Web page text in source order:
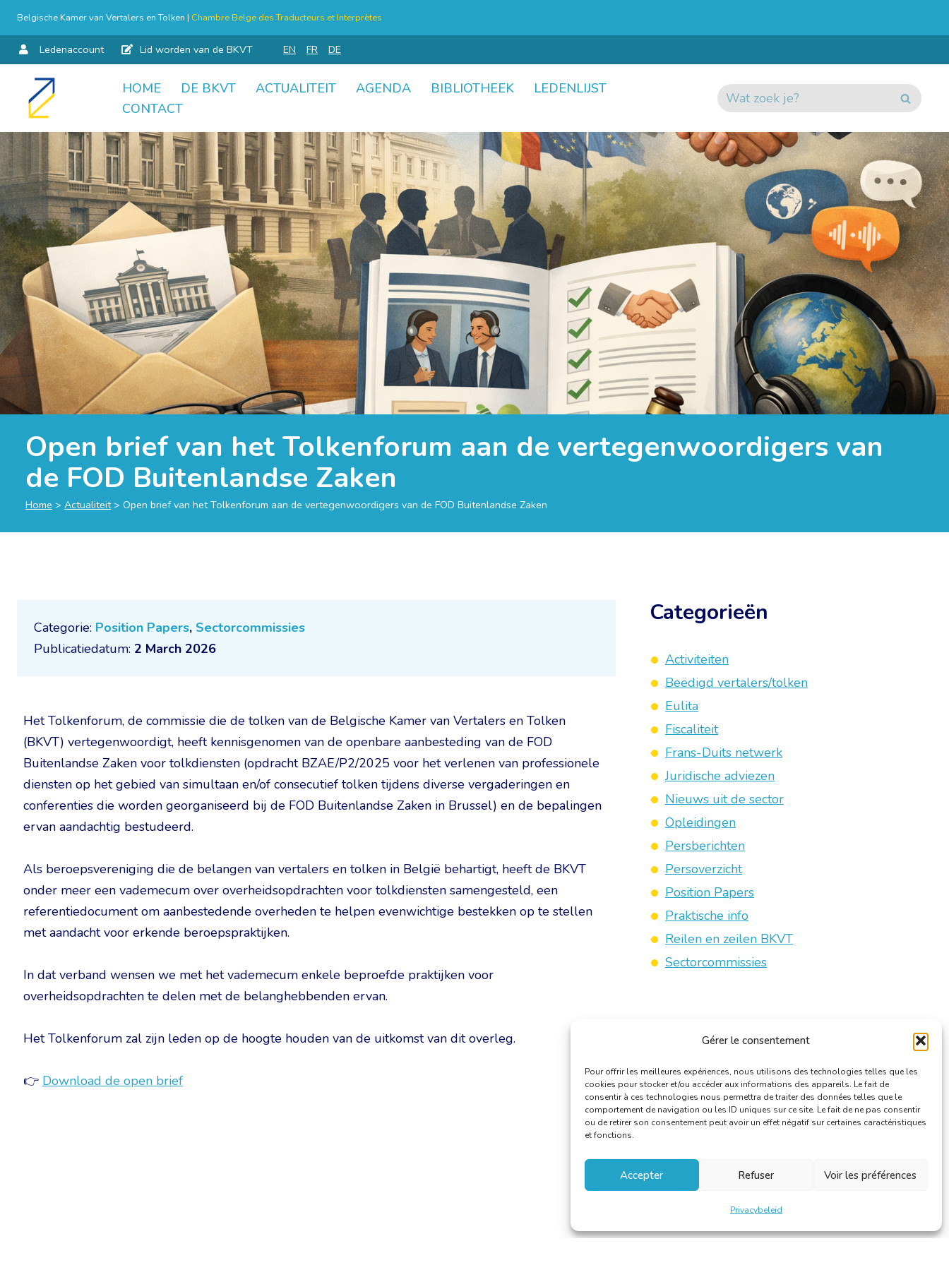
Gérer le consentement
Pour offrir les meilleures expériences, nous utilisons des technologies telles que les
cookies pour stocker et/ou accéder aux informations des appareils. Le fait de
consentir à ces technologies nous permettra de traiter des données telles que le
comportement de navigation ou les ID uniques sur ce site. Le fait de ne pas consentir
ou de retirer son consentement peut avoir un effet négatif sur certaines caractéristiques
et fonctions.
Accepter Refuser Voir les préférences
Privacybeleid
Belgische Kamer van Vertalers en Tolken | Chambre Belge des Traducteurs et Interprètes
Ledenaccount Lid worden van de BKVT EN FR DE
Skip
content
HOME DE BKVT ACTUALITEIT AGENDA BIBLIOTHEEK
LEDENLIJST
CONTACT
Open brief van het Tolkenforum aan de vertegenwoordigers van
de FOD Buitenlandse Zaken
Home > Actualiteit> Open brief van het Tolkenforum aan de vertegenwoordigers van de FOD Buitenlandse Zaken
Categorie: Position Papers, Sectorcommissies
Publicatiedatum: 2 March 2026
Het Tolkenforum, de commissie die de tolken van de Belgische Kamer van Vertalers en Tolken
(BKVT) vertegenwoordigt, heeft kennisgenomen van de openbare aanbesteding van de FOD
Buitenlandse Zaken voor tolkdiensten (opdracht BZAE/P2/2025 voor het verlenen van professionele
diensten op het gebied van simultaan en/of consecutief tolken tijdens diverse vergaderingen en
conferenties die worden georganiseerd bij de FOD Buitenlandse Zaken in Brussel) en de bepalingen
ervan aandachtig bestudeerd.
Als beroepsvereniging die de belangen van vertalers en tolken in België behartigt, heeft de BKVT
onder meer een vademecum over overheidsopdrachten voor tolkdiensten samengesteld, een
referentiedocument om aanbestedende overheden te helpen evenwichtige bestekken op te stellen
met aandacht voor erkende beroepspraktijken.
In dat verband wensen we met het vademecum enkele beproefde praktijken voor
overheidsopdrachten te delen met de belanghebbenden ervan.
Het Tolkenforum zal zijn leden op de hoogte houden van de uitkomst van dit overleg.
👉 Download de open brief
Categorieën
Activiteiten
Beëdigd vertalers/tolken
Eulita
Fiscaliteit
Frans-Duits netwerk
Juridische adviezen
Nieuws uit de sector
Opleidingen
Persberichten
Persoverzicht
Position Papers
Praktische info
Reilen en zeilen BKVT
Sectorcommissies